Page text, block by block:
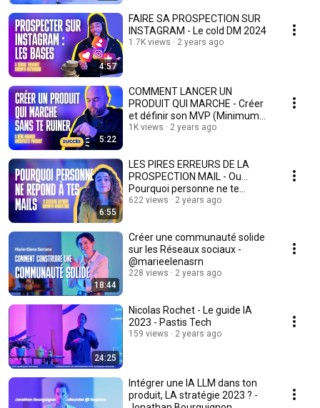
4:57
FAIRE SA PROSPECTION SUR
INSTAGRAM - Le cold DM 2024
1.7K views 2 years ago
5:22
COMMENT LANCER UN
PRODUIT QUI MARCHE - Créer
et définir son MVP (Minimum
Viable Product)
1K views 2 years ago
6:55
LES PIRES ERREURS DE LA
PROSPECTION MAIL - Ou...
Pourquoi personne ne te
répond
622 views 2 years ago
18:44
Créer une communauté solide
sur les Réseaux sociaux -
@marieelenasrn
228 views 2 years ago
24:25
Nicolas Rochet - Le guide IA
2023 - Pastis Tech
159 views 2 years ago
Intégrer une IA LLM dans ton
produit, LA stratégie 2023 ? -